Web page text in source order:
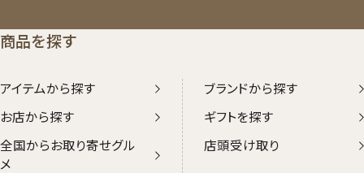
商品を探す
アイテムから探す
ブランドから探す
お店から探す
ギフトを探す
全国からお取り寄せグル
メ
店頭受け取り